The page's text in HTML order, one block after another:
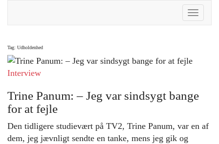
Toggle
Tag: Udholdenhed
Interview
Trine Panum: – Jeg var sindsygt bange
for at fejle
Den tidligere studievært på TV2, Trine Panum, var en af
dem, jeg jævnligt sendte en tanke, mens jeg gik og